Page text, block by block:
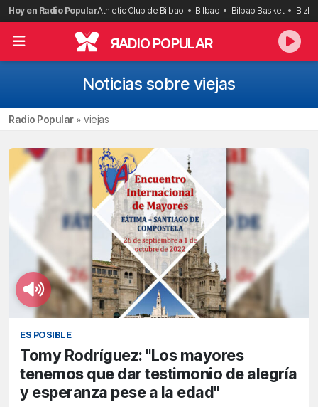
Saltar
al
contenido
Hoy en Radio PopularAthletic Club de Bilbao Bilbao Bilbao Basket
RADIO POPULAR
Noticias sobre viejas
Radio Popular» viejas
ES POSIBLE
Tomy Rodríguez: "Los mayores
tenemos que dar testimonio de alegría
y esperanza pese a la edad"